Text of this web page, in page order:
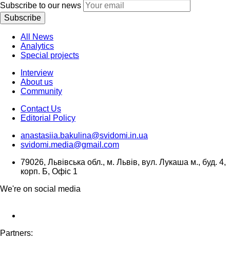
Subscribe to our news
Subscribe
All News
Analytics
Special projects
Interview
About us
Community
Contact Us
Editorial Policy
anastasiia.bakulina@svidomi.in.ua
svidomi.media@gmail.com
79026, Львівська обл., м. Львів, вул. Лукаша м., буд. 4,
корп. Б, Офіс 1
We're on social media
Partners: